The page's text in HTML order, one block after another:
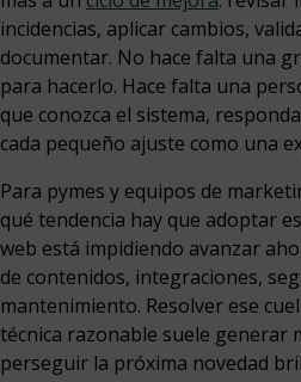
incidencias, aplicar cambios,
documentar. No hace falta una
para hacerlo. Hace falta una
que conozca el sistema,
cada pequeño ajuste como una
Para pymes y equipos de
qué tendencia hay que adoptar
web está impidiendo avanzar
de contenidos, integraciones,
mantenimiento. Resolver ese
técnica razonable suele generar
perseguir la próxima novedad